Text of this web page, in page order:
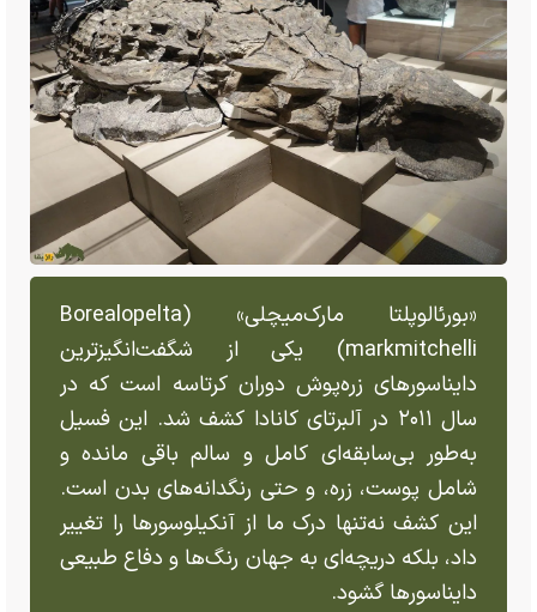
«بورئالوپلتا مارک‌میچلی» (Borealopelta
markmitchelli) یکی از شگفت‌انگیزترین
دایناسور‌های زره‌پوش دوران کرتاسه است که در
سال ۲۰۱۱ در آلبرتای کانادا کشف شد. این فسیل
به‌طور بی‌سابقه‌ای کامل و سالم باقی مانده و
شامل پوست، زره، و حتی رنگدانه‌های بدن است.
این کشف نه‌تنها درک ما از آنکیلوسور‌ها را تغییر
داد، بلکه دریچه‌ای به جهان رنگ‌ها و دفاع طبیعی
دایناسور‌ها گشود.